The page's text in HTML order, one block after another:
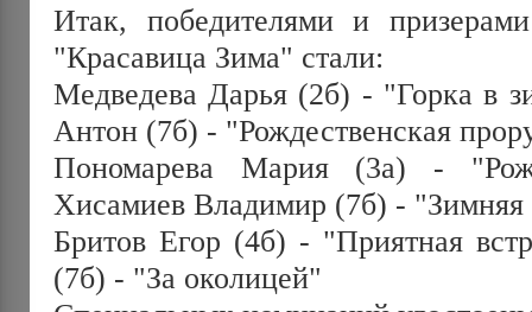
Итак, победителями и
"Красавица Зима" стали:
Медведева Дарья (2б) - "Горка в
Антон (7б) - "Рождественская
Пономарева Мария (3а) -
Хисамиев Владимир (7б) - "Зимняя
Бритов Егор (4б) - "Приятная
(7б) - "За околицей"